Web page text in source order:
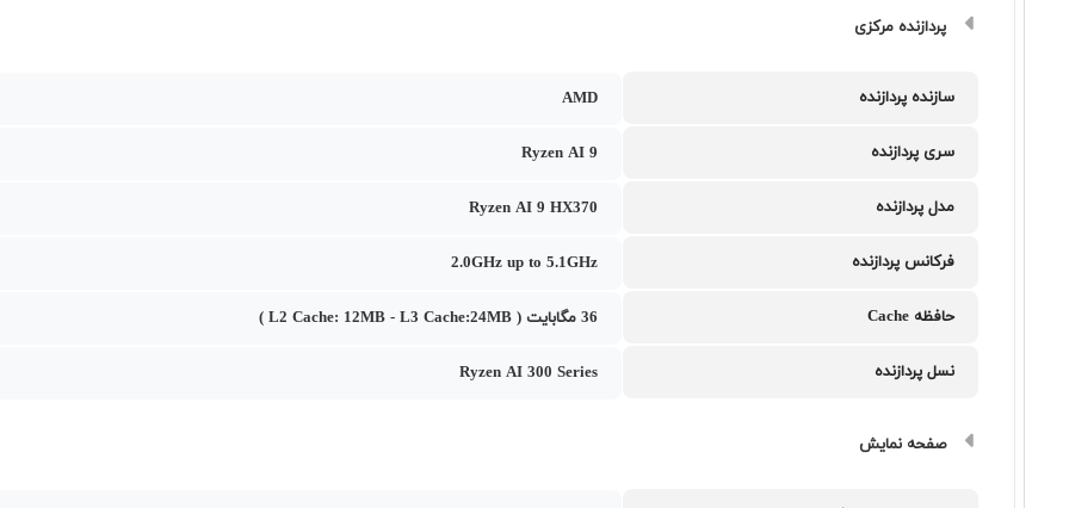
پردازنده مرکزی
سازنده پردازنده AMD
سری پردازنده Ryzen AI 9
مدل پردازنده Ryzen AI 9 HX370
فرکانس پردازنده 2.0GHz up to 5.1GHz
حافظه Cache 36 مگابایت ( L2 Cache: 12MB - L3 Cache:24MB )
نسل پردازنده Ryzen AI 300 Series
صفحه نمایش